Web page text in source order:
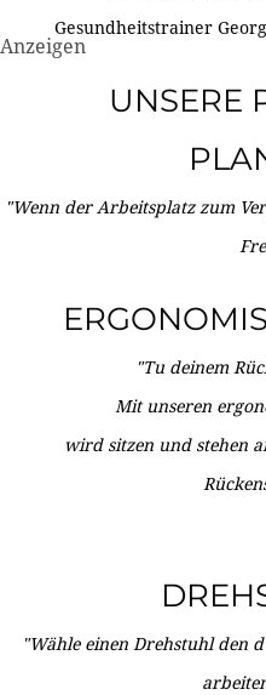
Gesundheitstrainer
Anzeigen
UNSERE
"Wenn der Arbeitsplatz zum
"Tu deinem
Mit unseren
wird sitzen und stehen
"Wähle einen Drehstuhl den